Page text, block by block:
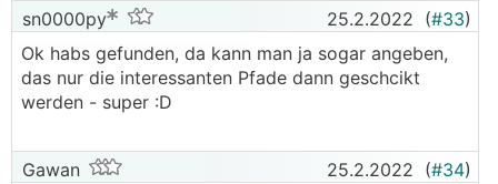
sn0000py 25.2.2022 (#33)
Ok habs gefunden, da kann man ja sogar angeben,
das nur die interessanten Pfade dann geschcikt
werden - super :D
Gawan 25.2.2022 (#34)